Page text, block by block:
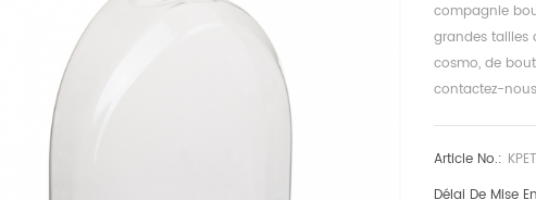
compagnie
grandes tailles
cosmo, de
contactez-
Article No.:
Délai De Mise